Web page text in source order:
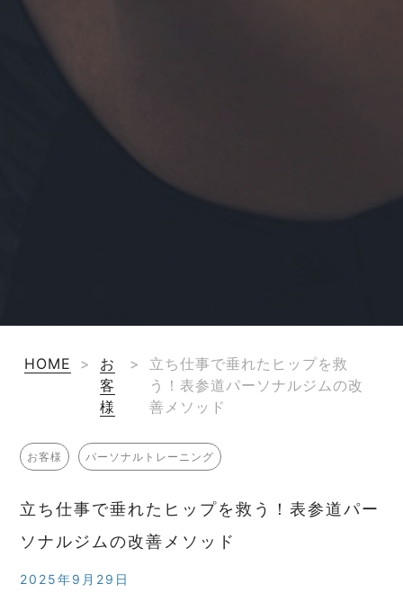
HOME >
お
客
様
>
立ち仕事で垂れたヒップを救
う！表参道パーソナルジムの改
善メソッド
お客様 パーソナルトレーニング
立ち仕事で垂れたヒップを救う！表参道パー
ソナルジムの改善メソッド
2025年9月29日